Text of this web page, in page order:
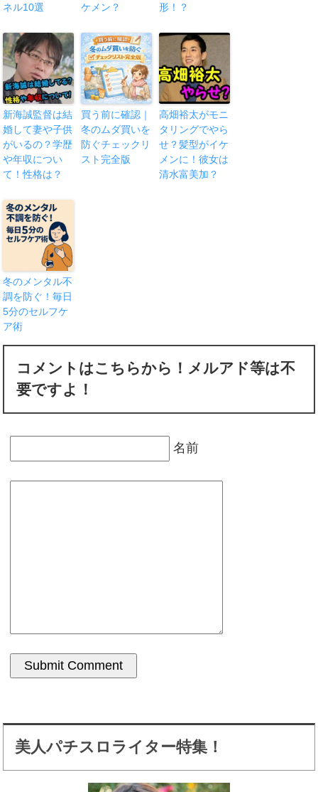
ネル10選 ケメン？ 形！？
新海誠監督は結
婚して妻や子供
がいるの？学歴
や年収につい
て！性格は？
買う前に確認｜
冬のムダ買いを
防ぐチェックリ
スト完全版
高畑裕太がモニ
タリングでやら
せ？髪型がイケ
メンに！彼女は
清水富美加？
冬のメンタル不
調を防ぐ！毎日
5分のセルフケ
ア術
コメントはこちらから！メルアド等は不
要ですよ！
名前
美人パチスロライター特集！